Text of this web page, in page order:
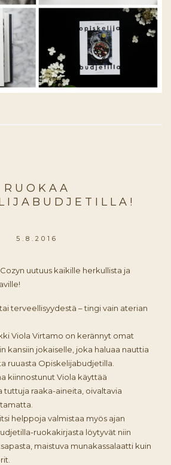
RUOKAA
5.8.2016
uutuus kaikille herkullista ja
terveellisyydestä – tingi vain aterian
Viola Virtamo on kerännyt omat
kansiin jokaiselle, joka haluaa nauttia
ruuasta Opiskelijabudjetilla.
kiinnostunut Viola käyttää
tuttuja raaka-aineita, oivaltavia
helppoja valmistaa myös ajan
ruokakirjasta löytyvät niin
maistuva munakassalaatti kuin